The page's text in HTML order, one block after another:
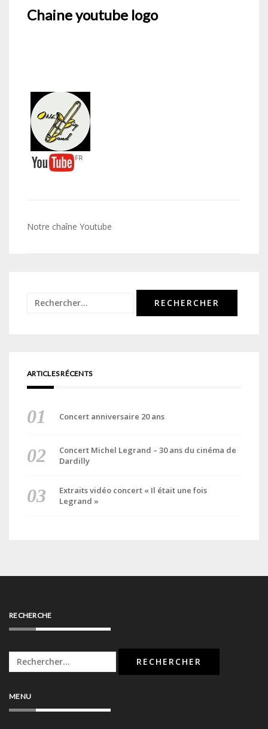
Chaine youtube logo
Navigation
Notre chaîne Youtube
Rechercher :
ARTICLES RÉCENTS
Concert anniversaire 20 ans
Concert Michel Legrand – 30 ans du cinéma de
Dardilly
Extraits vidéo concert « Il était une fois
Legrand »
RECHERCHE
Rechercher :
MENU